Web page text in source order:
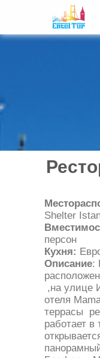
Shelter
персон
Кухня:
Описание:
,на улице
отеля
террасы
работает в